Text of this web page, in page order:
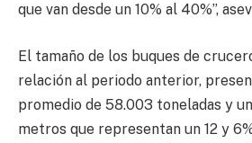
que van desde un 10% al 40%”,
El tamaño de los buques de
relación al periodo anterior,
promedio de 58.003 toneladas y
metros que representan un 12 y